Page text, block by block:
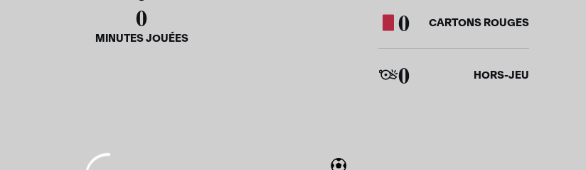
0
MINUTES JOUÉES 0 CARTONS ROUGES
0 HORS-JEU